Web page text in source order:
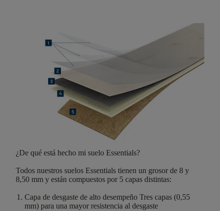
¿De qué está hecho mi suelo Essentials?
Todos nuestros suelos Essentials tienen un grosor de 8 y
8,50 mm y están compuestos por 5 capas distintas:
Capa de desgaste de alto desempeño Tres capas (0,55
mm) para una mayor resistencia al desgaste